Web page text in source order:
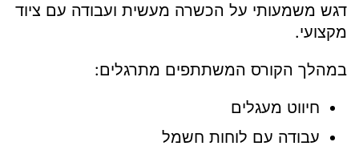
דגש משמעותי על הכשרה מעשית ועבודה עם ציוד
מקצועי.
במהלך הקורס המשתתפים מתרגלים:
חיווט מעגלים
עבודה עם לוחות חשמל